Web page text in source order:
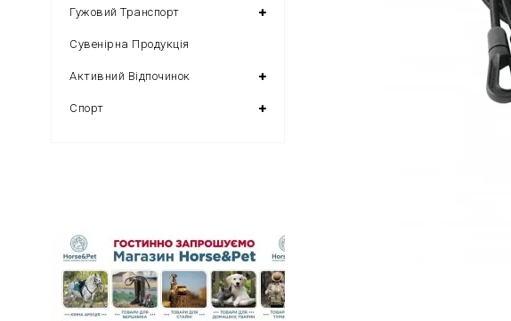
Гужовий Транспорт
Сувенірна Продукція
Активний Відпочинок
Спорт